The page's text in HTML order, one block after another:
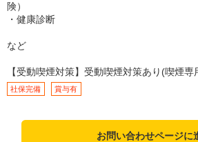
険）
・健康診断
など
【受動喫煙対策】受動喫煙対策あり(喫煙
社保完備 賞与有
お問い合わせページに